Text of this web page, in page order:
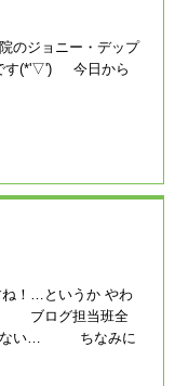
のジョニー・デップ
(*'▽') 今日から
！…というか やわ
ブログ担当班全
けない… ちなみに